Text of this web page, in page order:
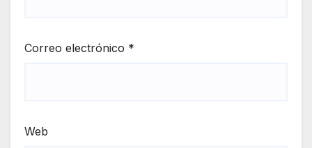
Correo electrónico *
Web